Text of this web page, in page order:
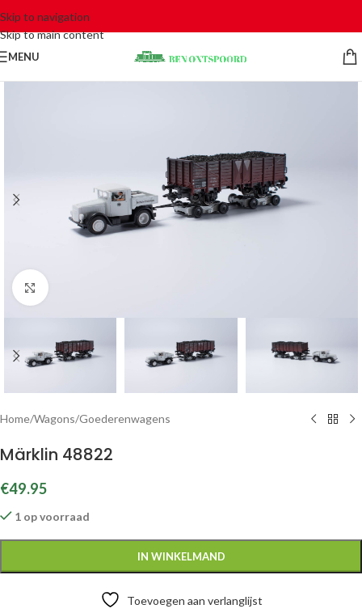
Skip to navigation
Skip to main content
MENU
Click to enlarge
Home/Wagons/Goederenwagens
Märklin 48822
€49.95
1 op voorraad
IN WINKELMAND
Toevoegen aan verlanglijst